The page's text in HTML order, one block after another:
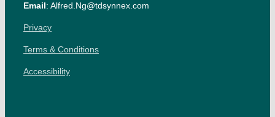
Email: Alfred.Ng@tdsynnex.com
Privacy
Terms & Conditions
Accessibility